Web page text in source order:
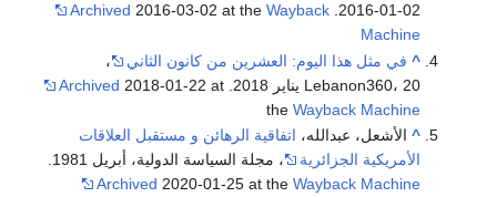
02-01-2016.
Archived 2016-03-02 at theWayback
Machine
^ في مثل هذا اليوم: العشرين من كانون الثاني
،
Lebanon360، 20 يناير 2018.
Archived 2018-01-22 at
theWayback Machine
^ الأشعل، عبدالله، اتفاقیة الرهائن و مستقبل العلاقات
الأمریکیة الجزائریة
، مجلة السياسة الدولية، أبریل 1981.
Archived 2020-01-25 at theWayback Machine